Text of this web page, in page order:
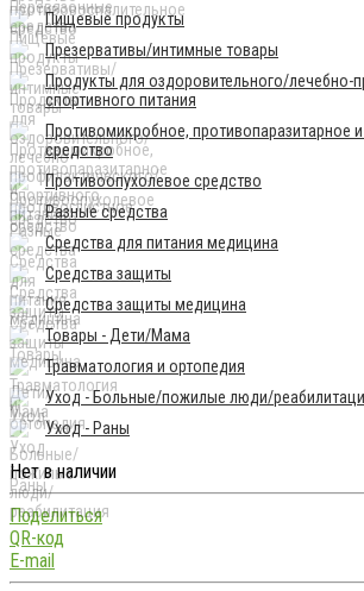
Пищевые продукты
Презервативы/интимные товары
Продукты для оздоровительного/лечебно-
спортивного питания
Противомикробное, противопаразитарное
средство
Противоопухолевое средство
Разные средства
Средства для питания медицина
Средства защиты
Средства защиты медицина
Товары - Дети/Мама
Травматология и ортопедия
Уход - Больные/пожилые люди/
Уход - Раны
Нет в наличии
Поделиться
QR-код
E-mail